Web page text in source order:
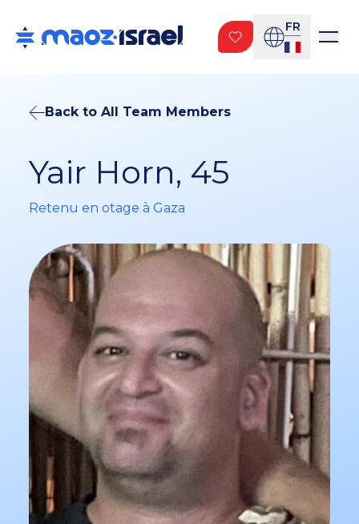
FR
Back to All Team Members
Yair Horn, 45
Retenu en otage à Gaza